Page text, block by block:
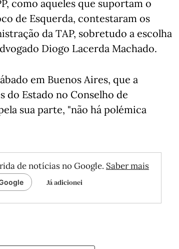
como aqueles que suportam o
de Esquerda, contestaram os
da TAP, sobretudo a escolha
Diogo Lacerda Machado.
em Buenos Aires, que a
do Estado no Conselho de
sua parte, "não há polémica
de notícias no Google. Saber mais
Já adicionei